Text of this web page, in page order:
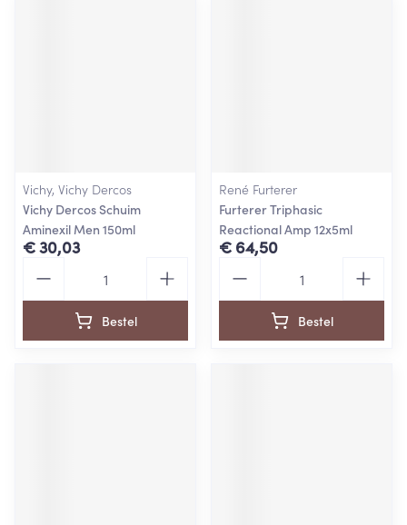
Vichy, Vichy Dercos
Vichy Dercos Schuim
Aminexil Men 150ml
€ 30,03
Bestel
René Furterer
Furterer Triphasic
Reactional Amp 12x5ml
€ 64,50
Bestel